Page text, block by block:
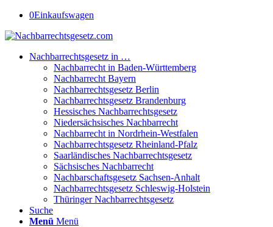
0Einkaufswagen
Nachbarrechtsgesetz in …
Nachbarrecht in Baden-Württemberg
Nachbarrecht Bayern
Nachbarrechtsgesetz Berlin
Nachbarrechtsgesetz Brandenburg
Hessisches Nachbarrechtsgesetz
Niedersächsisches Nachbarrecht
Nachbarrecht in Nordrhein-Westfalen
Nachbarrechtsgesetz Rheinland-Pfalz
Saarländisches Nachbarrechtsgesetz
Sächsisches Nachbarrecht
Nachbarschaftsgesetz Sachsen-Anhalt
Nachbarrechtsgesetz Schleswig-Holstein
Thüringer Nachbarrechtsgesetz
Suche
Menü Menü